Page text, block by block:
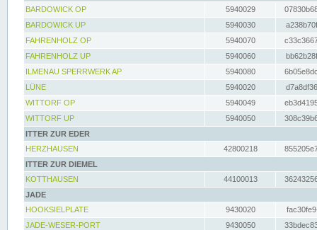
BARDOWICK OP
5940029
BARDOWICK UP
5940030
FAHRENHOLZ OP
5940070
FAHRENHOLZ UP
5940060
ILMENAU SPERRWERK AP
5940080
LÜNE
5940020
WITTORF OP
5940049
WITTORF UP
5940050
ITTER ZUR EDER
HERZHAUSEN
42800218
ITTER ZUR DIEMEL
KOTTHAUSEN
44100013
JADE
HOOKSIELPLATE
9430020
JADE-WESER-PORT
9430050